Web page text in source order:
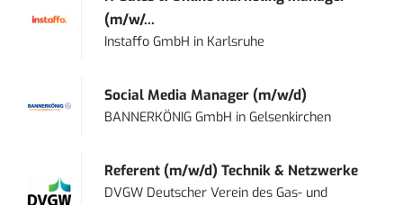
(m/w/...
Instaffo GmbH in Karlsruhe
Social Media Manager (m/w/d)
BANNERKÖNIG GmbH inGelsenkirchen
Referent (m/w/d) Technik & Netzwerke
DVGW Deutscher Verein des Gas- und